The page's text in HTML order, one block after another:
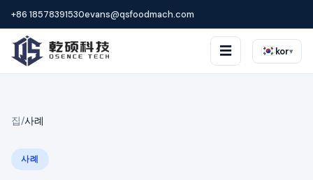
+86 18578391530evans@qsfoodmach.com
☰ kor▾
집/사례
사례